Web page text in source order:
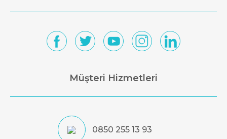
Müşteri Hizmetleri
0850 255 13 93